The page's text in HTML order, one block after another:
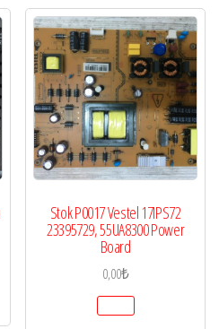
Stok P0017 Vestel 17IPS72
23395729, 55UA8300 Power
Board
0,00₺